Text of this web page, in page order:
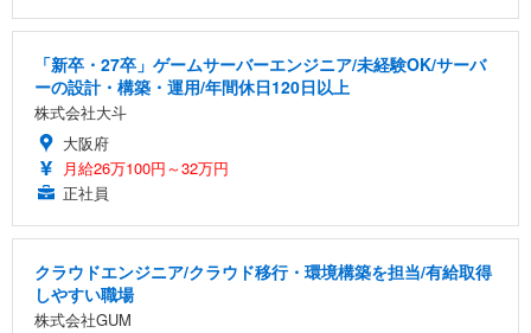
「新卒・27卒」ゲームサーバーエンジニア/未経験OK/サーバ
ーの設計・構築・運用/年間休日120日以上
株式会社大斗
大阪府
月給26万100円～32万円
正社員
クラウドエンジニア/クラウド移行・環境構築を担当/有給取得
しやすい職場
株式会社GUM